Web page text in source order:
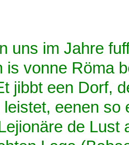
uns im Jahre
is vonne Röma
jibbt een Dorf,
eenen so
de Lust